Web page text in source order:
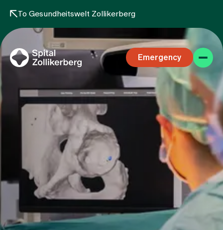
To Gesundheitswelt Zollikerberg
Emergency
Specialist areas
Stay
Team